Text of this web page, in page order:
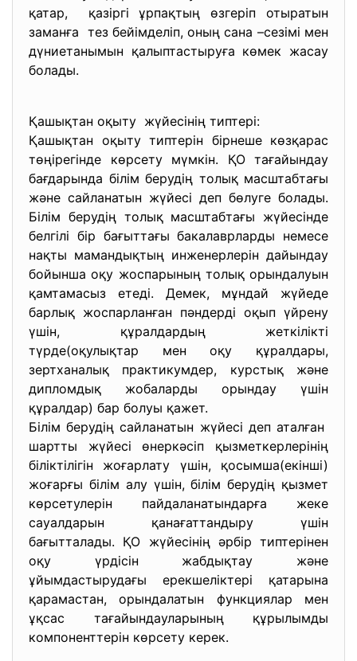
қатар, қазіргі ұрпақтың өзгеріп отыратын
заманға тез бейімделіп, оның сана –сезімі мен
дүниетанымын қалыптастыруға көмек жасау
болады.
Қашықтан оқыту жүйесінің типтері:
Қашықтан оқыту типтерін бірнеше көзқарас
төңірегінде көрсету мүмкін. ҚО тағайындау
бағдарында білім берудің толық масштабтағы
және сайланатын жүйесі деп бөлуге болады.
Білім берудің толық масштабтағы жүйесінде
белгілі бір бағыттағы бакалаврларды немесе
нақты мамандықтың инженерлерін дайындау
бойынша оқу жоспарының толық орындалуын
қамтамасыз етеді. Демек, мұндай жүйеде
барлық жоспарланған пәндерді оқып үйрену
үшін, құралдардың жеткілікті
түрде(оқулықтар мен оқу құралдары,
зертханалық практикумдер, курстық және
дипломдық жобаларды орындау үшін
құралдар) бар болуы қажет.
Білім берудің сайланатын жүйесі деп аталған
шартты жүйесі өнеркәсіп қызметкерлерінің
біліктілігін жоғарлату үшін, қосымша(екінші)
жоғарғы білім алу үшін, білім берудің қызмет
көрсетулерін пайдаланатындарға жеке
сауалдарын қанағаттандыру үшін
бағытталады. ҚО жүйесінің әрбір типтерінен
оқу үрдісін жабдықтау және
ұйымдастырудағы ерекшеліктері қатарына
қарамастан, орындалатын функциялар мен
ұқсас тағайындауларының құрылымды
компоненттерін көрсету керек.